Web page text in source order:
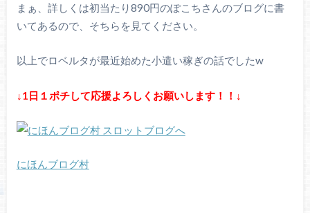
まぁ、詳しくは初当たり890円のぽこちさんのブログに書
いてあるので、そちらを見てください。
以上でロベルタが最近始めた小遣い稼ぎの話でしたw
↓1日１ポチして応援よろしくお願いします！！↓
にほんブログ村